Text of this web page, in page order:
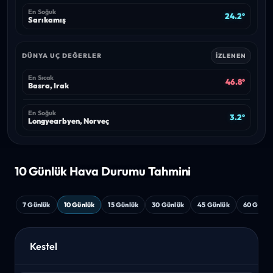
En Soğuk
Sarıkamış 24.2°
DÜNYA UÇ DEĞERLER İZLENEN
En Sıcak
Basra, Irak 46.8°
En Soğuk
Longyearbyen, Norveç 3.2°
10 Günlük Hava Durumu Tahmini
7 Günlük 10 Günlük 15 Günlük 30 Günlük 45 Günlük 60
Kestel